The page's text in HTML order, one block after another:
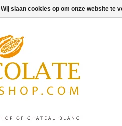
Wij slaan cookies op om onze website te